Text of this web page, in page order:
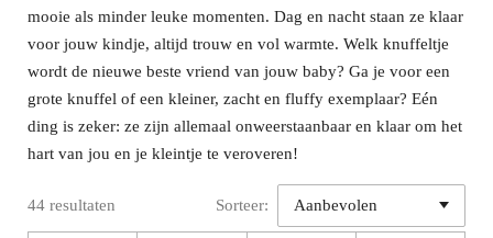
mooie als minder leuke momenten. Dag en nacht staan ze klaar
voor jouw kindje, altijd trouw en vol warmte. Welk knuffeltje
wordt de nieuwe beste vriend van jouw baby? Ga je voor een
grote knuffel of een kleiner, zacht en fluffy exemplaar? Eén
ding is zeker: ze zijn allemaal onweerstaanbaar en klaar om het
hart van jou en je kleintje te veroveren!
44 resultaten Sorteer: